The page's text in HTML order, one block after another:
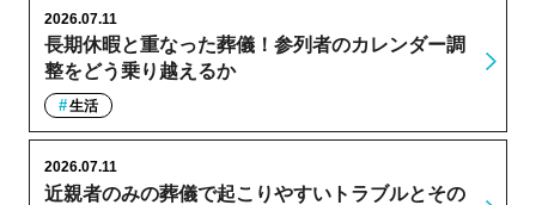
長期休暇と重なった葬儀！参列者のカレンダー調
整をどう乗り越えるか
2026.07.11
生活
近親者のみの葬儀で起こりやすいトラブルとその
2026.07.11